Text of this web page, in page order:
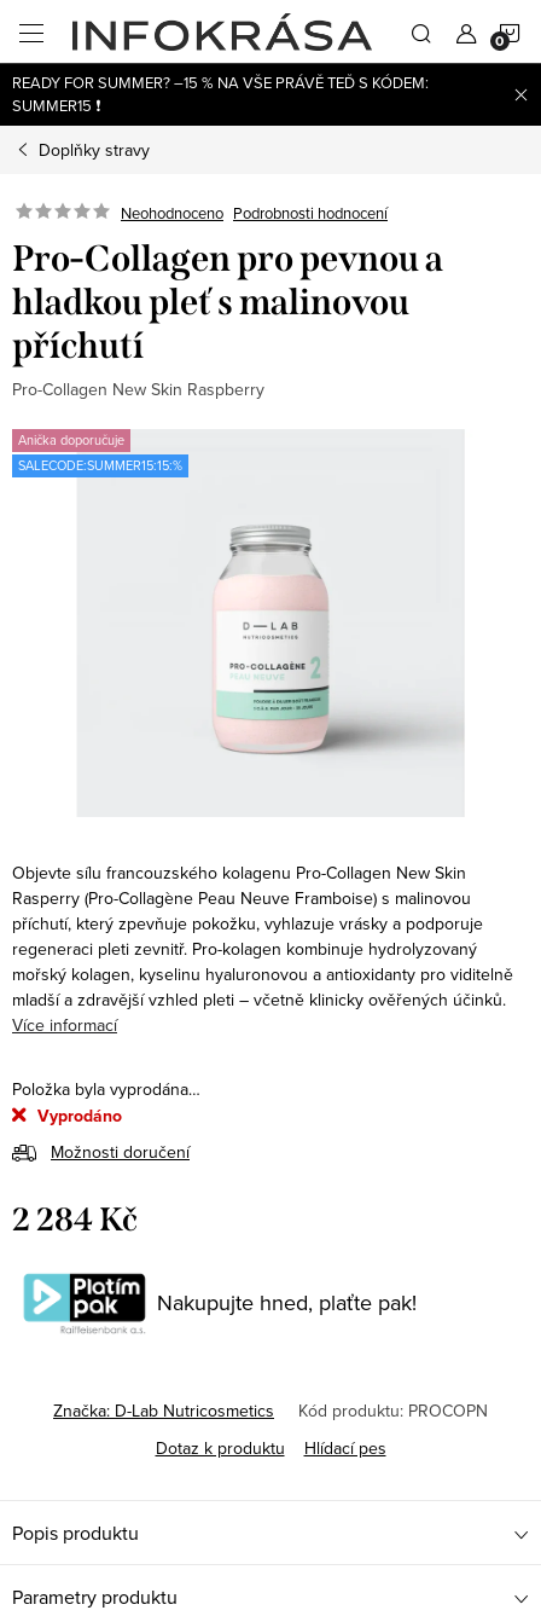
obsah
READY FOR SUMMER? –15 % NA VŠE PRÁVĚ TEĎ S KÓDEM:
SUMMER15 ❗
Doplňky stravy
Neohodnoceno Podrobnosti hodnocení
Pro-Collagen pro pevnou a
hladkou pleť s malinovou
příchutí
Pro-Collagen New Skin Raspberry
Anička doporučuje
SALECODE:SUMMER15:15:%
Objevte sílu francouzského kolagenu Pro-Collagen New Skin
Rasperry (Pro-Collagène Peau Neuve Framboise) s malinovou
příchutí, který zpevňuje pokožku, vyhlazuje vrásky a podporuje
regeneraci pleti zevnitř. Pro-kolagen kombinuje hydrolyzovaný
mořský kolagen, kyselinu hyaluronovou a antioxidanty pro viditelně
mladší a zdravější vzhled pleti – včetně klinicky ověřených účinků.
Více informací
Položka byla vyprodána…
Vyprodáno
Možnosti doručení
2 284 Kč
cena:
Nakupujte hned, plaťte pak!
Značka: D-Lab Nutricosmetics Kód produktu: PROCOPN
Dotaz k produktu
Hlídací pes
Popis produktu
Parametry produktu